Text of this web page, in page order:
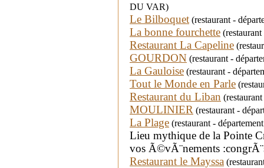
DU VAR)
Le Bilboquet (restaurant -
La bonne fourchette
Restaurant La Capeline
GOURDON (restaurant -
La Gauloise (restaurant -
Tout le Monde en Parle
Restaurant du Liban
MOULINIER (restaurant -
La Plage (restaurant -
Lieu mythique de la Pointe
vos Ã©vÃ¨nements
Restaurant le Mayssa